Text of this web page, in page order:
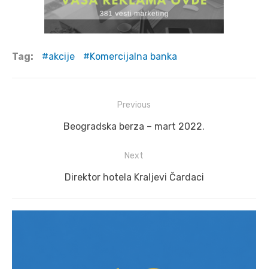
Tag: akcije Komercijalna banka
navigation
Previous
Previous
Beogradska berza – mart 2022.
Next
Next
Direktor hotela Kraljevi Čardaci